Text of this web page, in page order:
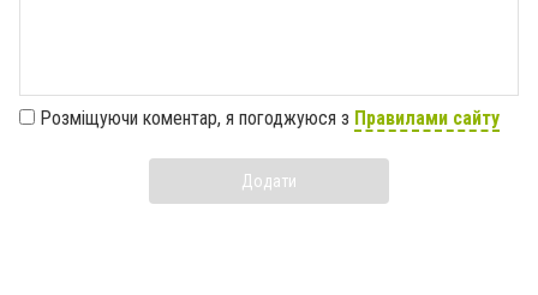
Розміщуючи коментар, я погоджуюся з Правилами сайту
Додати